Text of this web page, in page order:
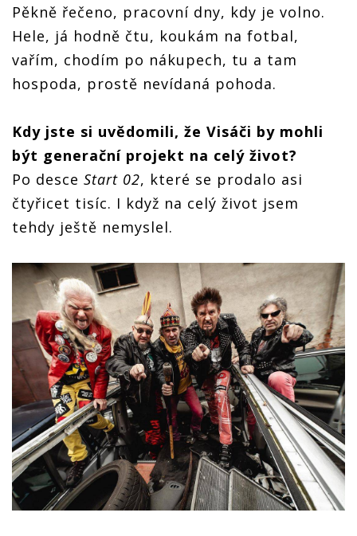
Pěkně řečeno, pracovní dny, kdy je volno.
Hele, já hodně čtu, koukám na fotbal,
vařím, chodím po nákupech, tu a tam
hospoda, prostě nevídaná pohoda.
Kdy jste si uvědomili, že Visáči by mohli
být generační projekt na celý život?
Po desce Start 02, které se prodalo asi
čtyřicet tisíc. I když na celý život jsem
tehdy ještě nemyslel.